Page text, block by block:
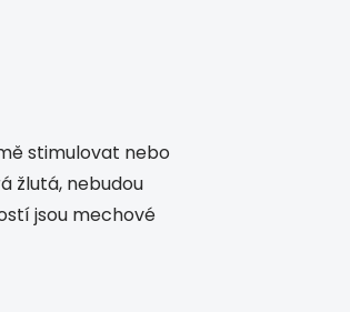
stimulovat nebo
žlutá, nebudou
jsou mechové